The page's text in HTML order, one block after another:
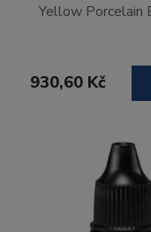
Yellow Porcelain
930,60 Kč